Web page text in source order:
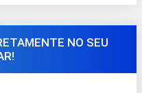
NO SEU